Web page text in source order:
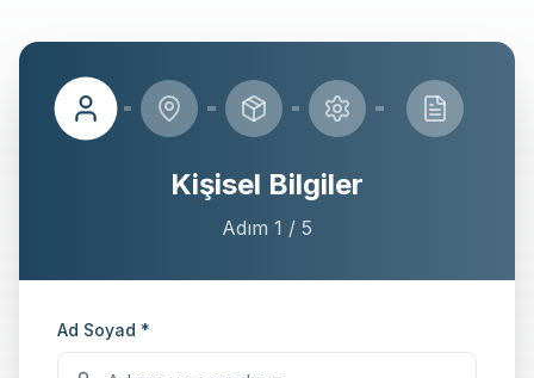
Kişisel Bilgiler
Adım 1 / 5
Ad Soyad *